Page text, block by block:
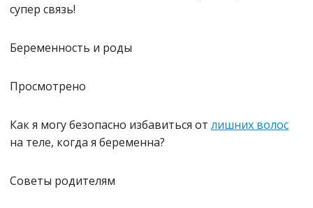
супер связь!
Беременность и роды
Просмотрено
Как я могу безопасно избавиться от лишних волос
на теле, когда я беременна?
Советы родителям